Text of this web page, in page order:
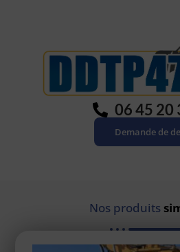
06 45 20
Demande de
Nos produits